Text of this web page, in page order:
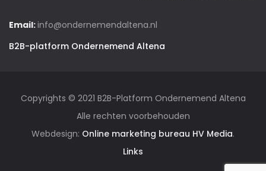
Email:info@ondernemendaltena.nl
B2B-platform Ondernemend Altena
Copyrights © 2021 B2B-Platform Ondernemend Altena
Alle rechten voorbehouden
Webdesign: Online marketing bureau HV Media.
Links